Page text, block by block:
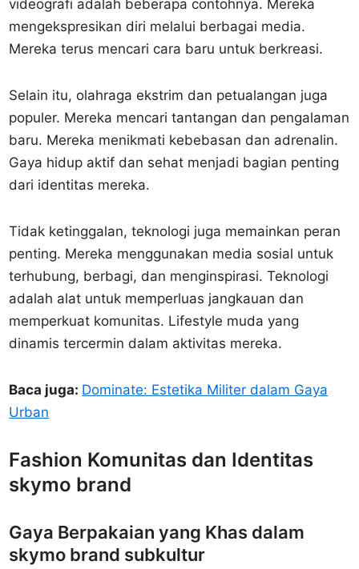
videografi adalah beberapa contohnya. Mereka
mengekspresikan diri melalui berbagai media.
Mereka terus mencari cara baru untuk berkreasi.
Selain itu, olahraga ekstrim dan petualangan juga
populer. Mereka mencari tantangan dan pengalaman
baru. Mereka menikmati kebebasan dan adrenalin.
Gaya hidup aktif dan sehat menjadi bagian penting
dari identitas mereka.
Tidak ketinggalan, teknologi juga memainkan peran
penting. Mereka menggunakan media sosial untuk
terhubung, berbagi, dan menginspirasi. Teknologi
adalah alat untuk memperluas jangkauan dan
memperkuat komunitas. Lifestyle muda yang
dinamis tercermin dalam aktivitas mereka.
Baca juga: Dominate: Estetika Militer dalam Gaya
Urban
Fashion Komunitas dan Identitas
skymo brand
Gaya Berpakaian yang Khas dalam
skymo brand subkultur